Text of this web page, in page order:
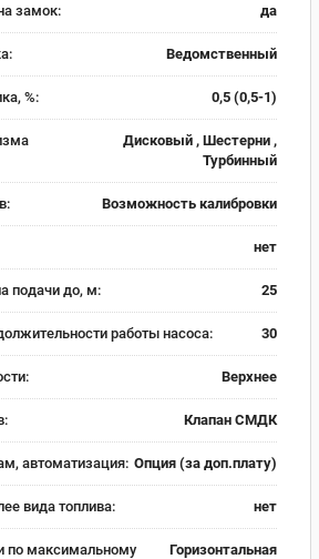
замок: да
Ведомственный
%: 0,5 (0,5-1)
Дисковый , Шестерни ,
Турбинный
Возможность калибровки
нет
подачи до, м: 25
работы насоса: 30
Верхнее
Клапан СМДК
автоматизация: Опция (за доп.плату)
вида топлива: нет
по максимальному
Горизонтальная